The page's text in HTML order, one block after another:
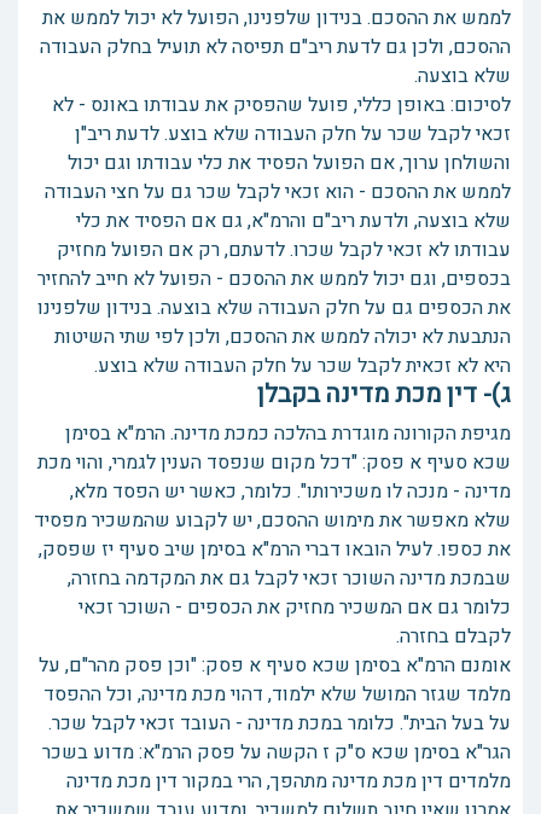
לממש את ההסכם. בנידון שלפנינו, הפועל לא יכול לממש את
ההסכם, ולכן גם לדעת ריב"ם תפיסה לא תועיל בחלק העבודה
שלא בוצעה.
לסיכום: באופן כללי, פועל שהפסיק את עבודתו באונס - לא
זכאי לקבל שכר על חלק העבודה שלא בוצע. לדעת ריב"ן
והשולחן ערוך, אם הפועל הפסיד את כלי עבודתו וגם יכול
לממש את ההסכם - הוא זכאי לקבל שכר גם על חצי העבודה
שלא בוצעה, ולדעת ריב"ם והרמ"א, גם אם הפסיד את כלי
עבודתו לא זכאי לקבל שכרו. לדעתם, רק אם הפועל מחזיק
בכספים, וגם יכול לממש את ההסכם - הפועל לא חייב להחזיר
את הכספים גם על חלק העבודה שלא בוצעה. בנידון שלפנינו
הנתבעת לא יכולה לממש את ההסכם, ולכן לפי שתי השיטות
היא לא זכאית לקבל שכר על חלק העבודה שלא בוצע.
ג)- דין מכת מדינה בקבלן
מגיפת הקורונה מוגדרת בהלכה כמכת מדינה. הרמ"א בסימן
שכא סעיף א פסק: "דכל מקום שנפסד הענין לגמרי, והוי מכת
מדינה - מנכה לו משכירותו". כלומר, כאשר יש הפסד מלא,
שלא מאפשר את מימוש ההסכם, יש לקבוע שהמשכיר מפסיד
את כספו. לעיל הובאו דברי הרמ"א בסימן שיב סעיף יז שפסק,
שבמכת מדינה השוכר זכאי לקבל גם את המקדמה בחזרה,
כלומר גם אם המשכיר מחזיק את הכספים - השוכר זכאי
לקבלם בחזרה.
אומנם הרמ"א בסימן שכא סעיף א פסק: "וכן פסק מהר"ם, על
מלמד שגזר המושל שלא ילמוד, דהוי מכת מדינה, וכל ההפסד
על בעל הבית". כלומר במכת מדינה - העובד זכאי לקבל שכר.
הגר"א בסימן שכא ס"ק ז הקשה על פסק הרמ"א: מדוע בשכר
מלמדים דין מכת מדינה מתהפך, הרי במקור דין מכת מדינה